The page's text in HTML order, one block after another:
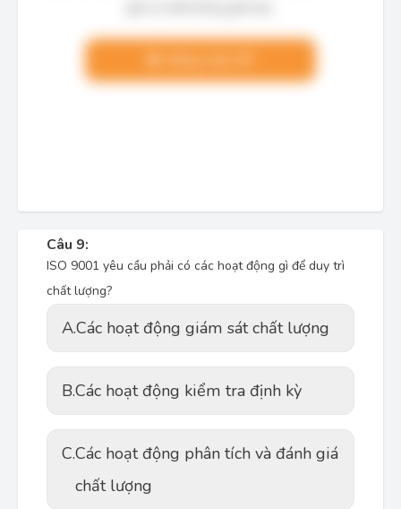
Câu 9:
ISO 9001 yêu cầu phải có các hoạt động gì để duy trì
chất lượng?
A.Các hoạt động giám sát chất lượng
B.Các hoạt động kiểm tra định kỳ
C.Các hoạt động phân tích và đánh giá
chất lượng